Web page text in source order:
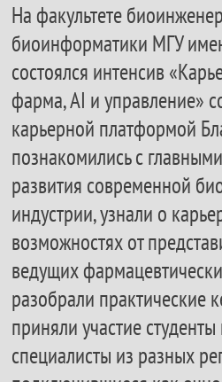
На факультете
биоинформатики МГУ
состоялся интенсив
фарма, AI и управление»
карьерной платформой
познакомились с
развития современной
индустрии, узнали о
возможностях от
ведущих
разобрали практические
приняли участие
специалисты из разных